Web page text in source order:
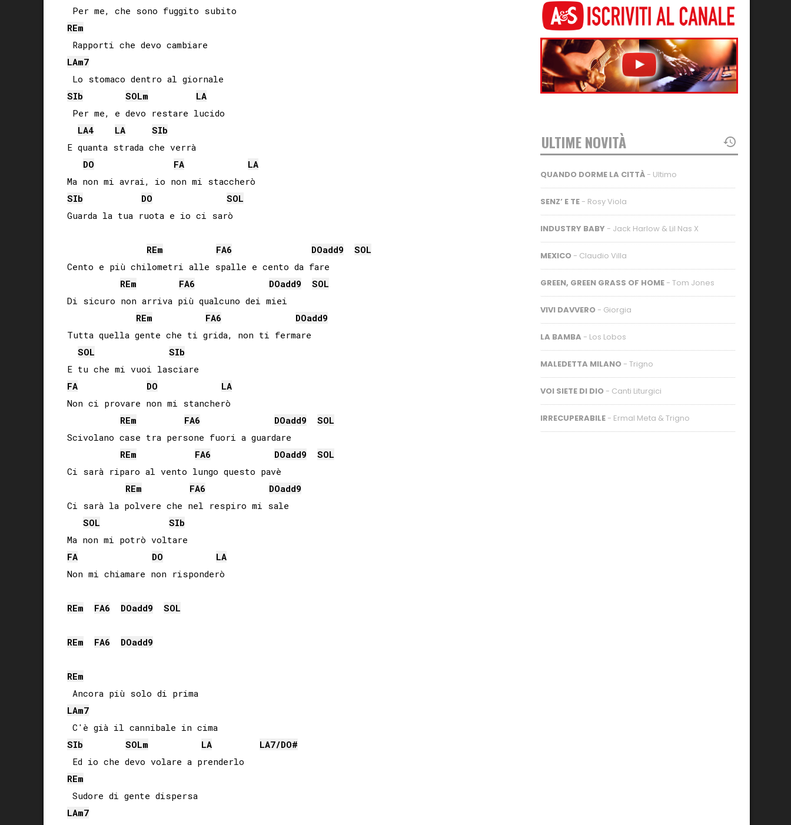
REm
LAm7
SIb
SOLm
LA
Per me, e devo restare lucido
LA4 LA
SIb
E quanta strada che verrà
DO
FA
LA
SIb
DO
SOL
Guarda la tua ruota e io ci sarò
REm FA6 DOadd9
SOL
Cento e più chilometri alle spalle e cento da fare
REm FA6 DOadd9
SOL
Di sicuro non arriva più qualcuno dei miei
REm FA6 DOadd9
Tutta quella gente che ti grida, non ti fermare
SOL
SIb
FA
DO
LA
Non ci provare non mi stancherò
REm FA6 DOadd9
SOL
Scivolano case tra persone fuori a guardare
REm FA6 DOadd9
SOL
Ci sarà riparo al vento lungo questo pavè
REm FA6 DOadd9
Ci sarà la polvere che nel respiro mi sale
SOL
SIb
FA
DO
LA
Non mi chiamare non risponderò
REm FA6 DOadd9 SOL
REm FA6 DOadd9
REm
LAm7
SIb
SOLm LA LA7/DO#
REm
LAm7
ULTIME NOVITÀ
QUANDO DORME LA CITTÀ - Ultimo
SENZ’ E TE - Rosy Viola
INDUSTRY BABY - Jack Harlow & Lil Nas X
MEXICO - Claudio Villa
GREEN, GREEN GRASS OF HOME - Tom Jones
VIVI DAVVERO - Giorgia
LA BAMBA - Los Lobos
MALEDETTA MILANO - Trigno
VOI SIETE DI DIO - Canti Liturgici
IRRECUPERABILE - Ermal Meta & Trigno